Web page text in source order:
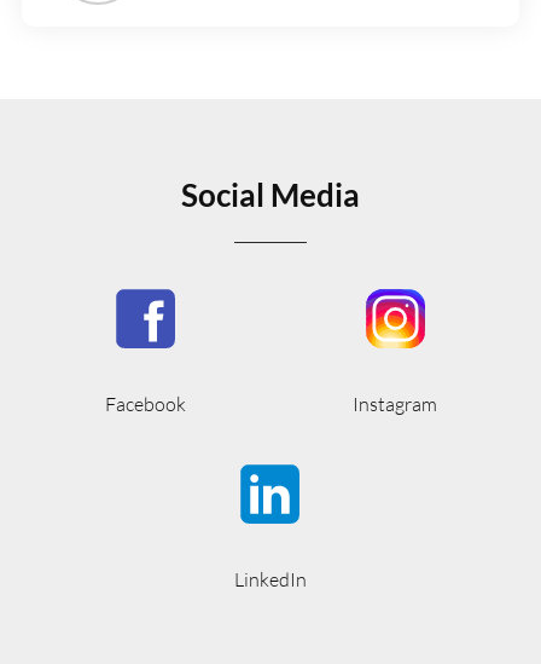
Social Media
Facebook Instagram
LinkedIn